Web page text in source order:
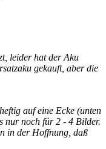
leider hat der Aku
gekauft, aber die
auf eine Ecke (unten
nur noch für 2 - 4 Bilder.
in der Hoffnung, daß